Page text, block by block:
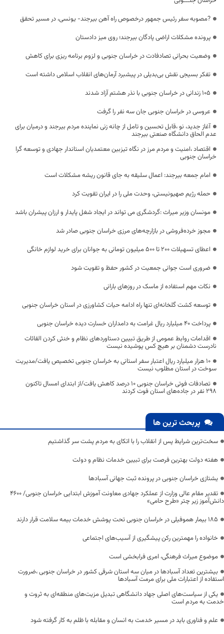
?مصوبه سفر رئیس جمهور درخصوص راه آهن بیرجند- یونسی، در مسیر تحقق
پرونده مشکلات اراضی پادگان بیرجند؛ روی میز دادستان
وضعیت بحرانی تصادفادت در خراسان جنوبی و لزوم برنامه ریزی برای کاهش
تفکر بسیجی نقش بی‌بدیلی در پیشبرد آرمان‌های انقلاب اسلامی داشته است
۱۰۵ زندانی در خراسان جنوبی با نذر هشتم آزاد شدند
عروسی در خراسان جنوبی جان سه نفر را گرفت
آغاز جدید، نو ،قابل تحسین و تامل از چانه زنی نماینده مردم بیرجند و درمیان برای
عدم الحاق دانشگاه صنعتی بیرجند
اقتصاد ،امنیت و مردم مرز در نگاه تیزبین معتمدیان استاندار جهادی و توسعه گرا
خراسان جنوبی
امام جمعه بیرجند: اعمال سلیقه به جای قانون ریشه مشکلات است
حمله رژیم صهیونیستی، وحدت ملی را در ایران تقویت کرد
مونسان وزیر میراث :گردشگری می تواند در ایجاد شغل پایدار و ارزان پیشران باشد
مجوز خرده‌فروشی در بازارچه‌های مرزی خراسان جنوبی صادر شد
اعطای تسهیلات ۲۰۰ تا ۵۰۰ میلیون تومانی به جوانان برای خرید لوازم خانگی
ضروری است جوانی جمعیت در کشور حفظ و تقویت شود
نکات مهم استفاده از ماسک در روزهای بارانی
توسعه کشت گلخانه‌ای تنها راه ادامه حیات کشاورزی در استان خراسان جنوبی
پرداخت ۴۰ میلیارد ریال غرامت به دامداران خسارت دیده خراسان جنوبی
اقدامات روابط عمومی از طریق تبیین دستاوردهای نظام و خنثی کردن القائات
نادرست دشمنان بر هیچ کس پوشیده نیست
۱۰ هزار میلیارد ریال اعتبار سفر استانی به خراسان جنوبی تخصیص یافت/مدیریت
سوخت در استان مطلوب نیست
تصادفات فوتی خراسان جنوبی ۱۰ درصد کاهش یافت/از ابتدای امسال تاکنون
۲۹۸ نفر در جاده‌های استان فوت کردند
پربحث ترین ها
سخت‌ترین شرایط پس از انقلاب را با اتکای به مردم پشت سر گذاشتیم
هفته دولت بهترین فرصت برای تبیین خدمات نظام و دولت
یشتازی خراسان جنوبی در پرونده ثبت جهانی آسبادها
تقدیر مقام عالی وزارت از عملکرد جهادی معاونت آموزش ابتدایی خراسان جنوبی/ ۴۶۰۰
دانش‌آموز زیر چتر «طرح حامی»
۱۸۵ بیمار هموفیلی در خراسان جنوبی تحت پوشش خدمات بیمه سلامت قرار دارند
خانواده را مهمترین رکن پیشگیری از آسیب‌های اجتماعی
موضوع میراث فرهنگی، امری فرابخشی است
بیشترین تعداد آسبادها در میان سه استان شرقی کشور در خراسان جنوبی ،ضرورت
استفاده از اعتبارات ملی برای مرمت آسبادها
یکی از سیاست‌های اصلی جهاد دانشگاهی تبدیل مزیت‌های منطقه‌ای به ثروت و
خدمت به مردم است
علم و فناوری باید در مسیر خدمت به انسان و مقابله با ظلم به کار گرفته شود